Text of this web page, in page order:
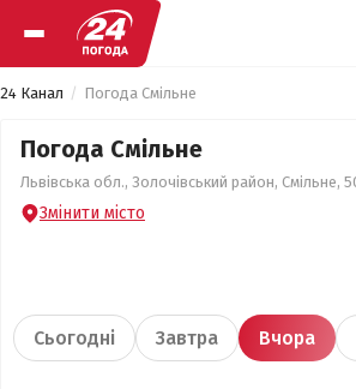
24 Канал Погода Смільне
Погода Смільне
Львівська обл., Золочівський район, Смільне,
Змінити місто
Сьогодні Завтра Вчора